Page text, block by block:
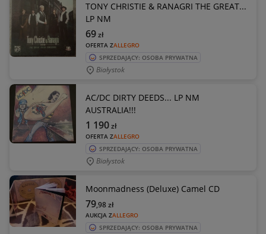
TONY CHRISTIE & RANAGRI THE GREAT...
LP NM
OFERTA ZALLEGRO
69zł
SPRZEDAJĄCY: OSOBA PRYWATNA
Białystok
AC/DC DIRTY DEEDS... LP NM
AUSTRALIA!!!
OFERTA ZALLEGRO
1 190zł
SPRZEDAJĄCY: OSOBA PRYWATNA
Białystok
Moonmadness (Deluxe) Camel CD
AUKCJA ZALLEGRO
79,98zł
SPRZEDAJĄCY: OSOBA PRYWATNA